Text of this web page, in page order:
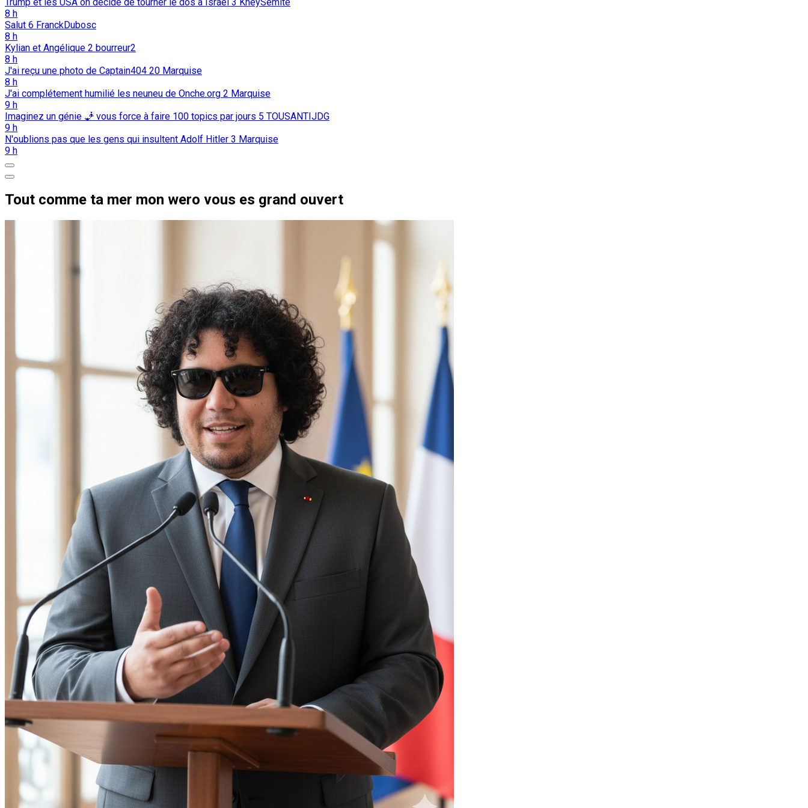
8 h
Salut 6 FranckDubosc
8 h
Kylian et Angélique 2 bourreur2
8 h
J'ai reçu une photo de Captain404 20 Marquise
8 h
J'ai complétement humilié les neuneu de Onche.org 2 Marquise
9 h
Imaginez un génie 🧞 vous force à faire 100 topics par jours 5 TOUSANTIJDG
9 h
N'oublions pas que les gens qui insultent Adolf Hitler 3 Marquise
9 h
Tout comme ta mer mon wero vous es grand ouvert